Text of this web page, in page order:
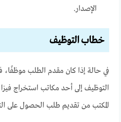
الإصدار.
خطاب التوظيف
في حالة إذا كان مقدم الطلب
التوظيف إلى أحد مكاتب استخراج
المكتب من تقديم طلب الحصول على